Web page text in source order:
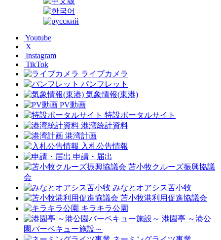
Youtube
X
Instagram
TikTok
ライブカメラ
パンフレット
気象情報(東港)
PV動画
特設ポータルサイト
港湾統計資料
港湾計画
入札公告情報
申請・届出
苫小牧クルーズ振興協議
会
みなとオアシス苫小牧
苫小牧港利用促進協議会
キラキラ公園
港園亭 ～港公
園バーベキュー施設～